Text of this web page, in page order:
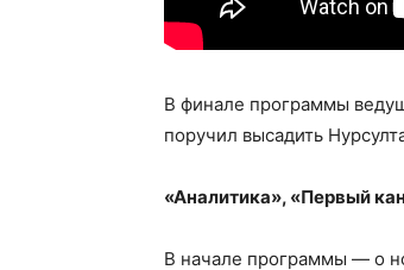
В финале программы
поручил высадить
«Аналитика», «Первый
В начале программы — о